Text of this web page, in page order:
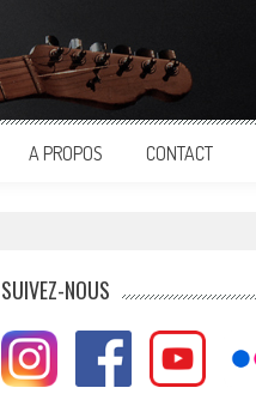
A PROPOS CONTACT
SUIVEZ-NOUS